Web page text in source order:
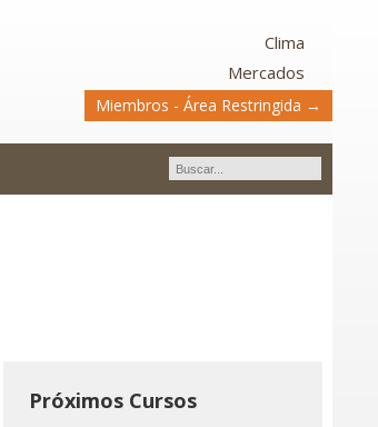
Clima
Mercados
Miembros - Área Restringida →
Próximos Cursos